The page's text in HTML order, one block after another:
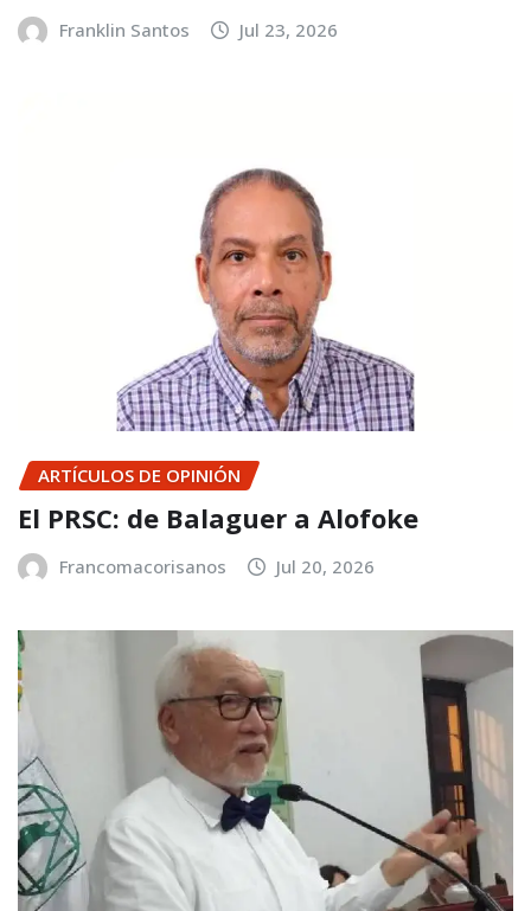
Franklin Santos Jul 23, 2026
ARTÍCULOS DE OPINIÓN
El PRSC: de Balaguer a Alofoke
Francomacorisanos Jul 20, 2026